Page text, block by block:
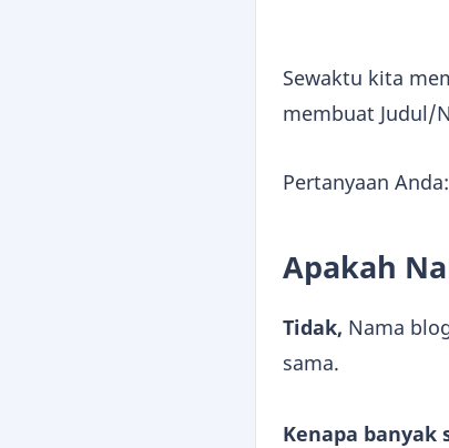
Sewaktu kita
membuat Judul/
Pertanyaan Anda:
Apakah
Tidak, Nama
sama.
Kenapa